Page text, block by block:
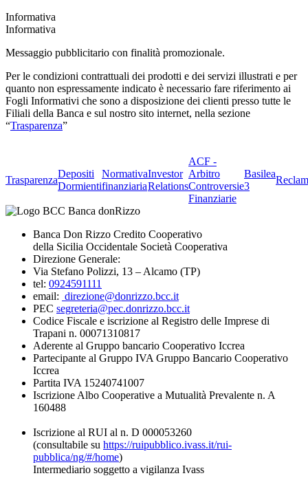
Informativa
Informativa
Messaggio pubblicitario con finalità promozionale.
Per le condizioni contrattuali dei prodotti e dei servizi illustrati e per
quanto non espressamente indicato è necessario fare riferimento ai
Fogli Informativi che sono a disposizione dei clienti presso tutte le
Filiali della Banca e sul nostro sito internet, nella sezione
“Trasparenza”
Trasparenza
Depositi
Dormienti
Normativa
finanziaria
Investor
Relations
ACF -
Arbitro
Controversie
Finanziarie
Basilea
3
Banca Don Rizzo Credito Cooperativo
della Sicilia Occidentale Società Cooperativa
Direzione Generale:
Via Stefano Polizzi, 13 – Alcamo (TP)
tel: 0924591111
email: direzione@donrizzo.bcc.it
PEC segreteria@pec.donrizzo.bcc.it
Codice Fiscale e iscrizione al Registro delle Imprese di
Trapani n. 00071310817
Aderente al Gruppo bancario Cooperativo Iccrea
Partecipante al Gruppo IVA Gruppo Bancario Cooperativo
Iccrea
Partita IVA 15240741007
Iscrizione Albo Cooperative a Mutualità Prevalente n. A
160488
Iscrizione al RUI al n. D 000053260
(consultabile su https://ruipubblico.ivass.it/rui-
pubblica/ng/#/home)
Intermediario soggetto a vigilanza Ivass